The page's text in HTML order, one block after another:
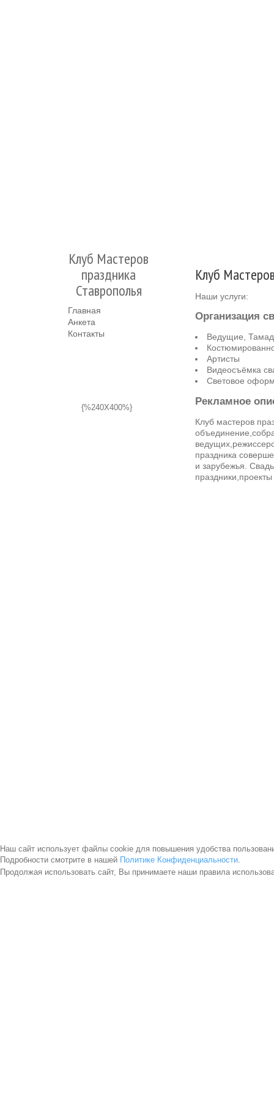
Клуб Мастеров
праздника
Ставрополья
Главная
Анкета
Контакты
{%240X400%}
Клуб
Наши услуги:
Организация
Ведущие,
Артисты
Видеосъёмка
Световое
Рекламное
Клуб мастеров
праздника
и зарубежья.
Наш сайт использует файлы cookie для повышения удобства
Подробности смотрите в нашей Политике Конфиденциальности.
Продолжая использовать сайт, Вы принимаете наши правила